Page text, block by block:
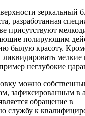
зеркальный
разработанная
присутствуют
полирующим
былую красоту.
ликвидировать
неглубокие
можно
зафиксированным в
обращение в
службу к